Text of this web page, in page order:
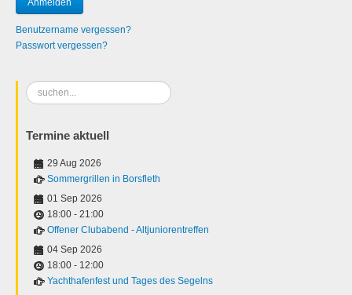
Benutzername vergessen?
Passwort vergessen?
Suchen
...
Termine aktuell
29 Aug 2026
Sommergrillen in Borsfleth
01 Sep 2026
18:00 - 21:00
Offener Clubabend - Altjuniorentreffen
04 Sep 2026
18:00 - 12:00
Yachthafenfest und Tages des Segelns